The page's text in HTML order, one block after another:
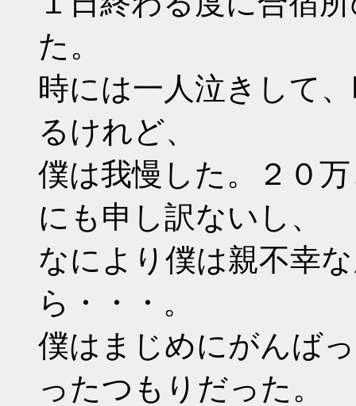
た。
時には一人泣きして
るけれど、
僕は我慢した。２０
にも申し訳ないし、
なにより僕は親不幸
ら・・・。
僕はまじめにがんば
ったつもりだった。